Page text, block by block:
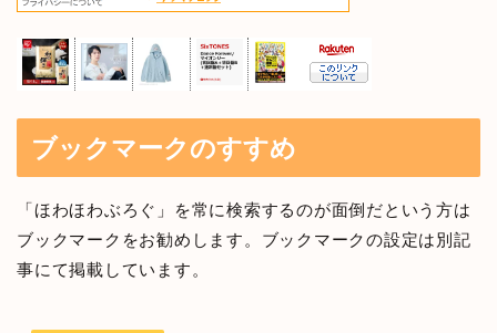
ブックマークのすすめ
「ほわほわぶろぐ」を常に検索するのが面倒だという方は
ブックマークをお勧めします。ブックマークの設定は別記
事にて掲載しています。